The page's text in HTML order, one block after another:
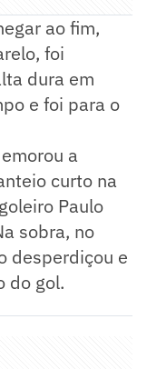
ao fim,
foi
dura em
e foi para o
a
curto na
Paulo
sobra, no
desperdiçou e
do gol.